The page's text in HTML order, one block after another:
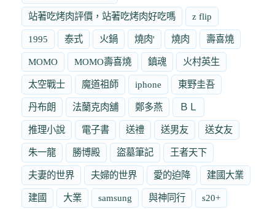
站著吃烤肉評價，站著吃烤肉好吃嗎 z flip
1995 泰式 火鍋 燒肉' 燒肉 壽喜燒
MOMO MOMO壽喜燒 鎮魂 火村英生
太空戰士 魔道祖師 iphone 東野圭吾
丹布朗 法蘭克肉舖 鄭多燕 ＢＬ
推理小說 電子書 送禮 送男友 送女友
朱一龍 勝博殿 盜墓筆記 王者天下
夫妻的世界 夫婦的世界 愛的迫降 建國大業
建國 大業 samsung 與神同行 s20+